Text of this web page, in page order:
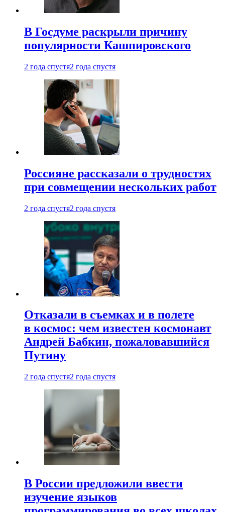
В Госдуме раскрыли причину
популярности Кашпировского
2 года спустя2 года спустя
Россияне рассказали о трудностях
при совмещении нескольких работ
2 года спустя2 года спустя
Отказали в съемках и в полете
в космос: чем известен космонавт
Андрей Бабкин, пожаловавшийся
Путину
2 года спустя2 года спустя
В России предложили ввести
изучение языков